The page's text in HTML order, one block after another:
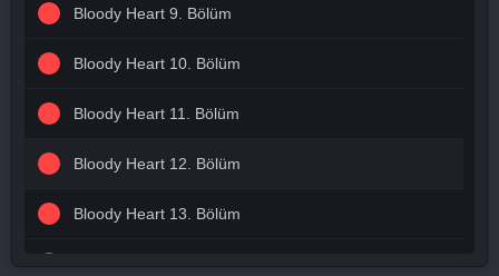
Bloody Heart 9. Bölüm
Bloody Heart 10. Bölüm
Bloody Heart 11. Bölüm
Bloody Heart 12. Bölüm
Bloody Heart 13. Bölüm